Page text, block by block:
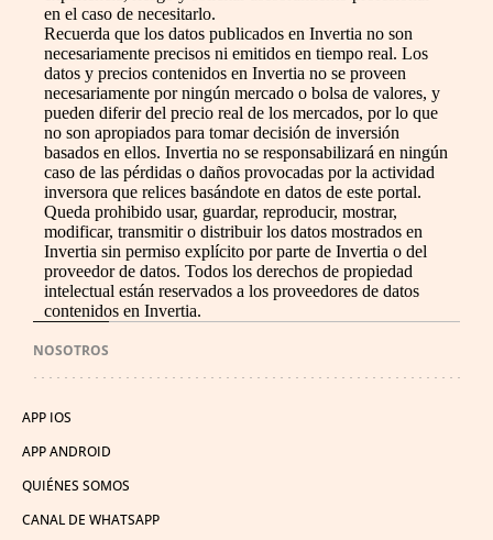
en el caso de necesitarlo.
Recuerda que los datos publicados en Invertia no son
necesariamente precisos ni emitidos en tiempo real. Los
datos y precios contenidos en Invertia no se proveen
necesariamente por ningún mercado o bolsa de valores, y
pueden diferir del precio real de los mercados, por lo que
no son apropiados para tomar decisión de inversión
basados en ellos. Invertia no se responsabilizará en ningún
caso de las pérdidas o daños provocadas por la actividad
inversora que relices basándote en datos de este portal.
Queda prohibido usar, guardar, reproducir, mostrar,
modificar, transmitir o distribuir los datos mostrados en
Invertia sin permiso explícito por parte de Invertia o del
proveedor de datos. Todos los derechos de propiedad
intelectual están reservados a los proveedores de datos
contenidos en Invertia.
NOSOTROS
APP IOS
APP ANDROID
QUIÉNES SOMOS
CANAL DE WHATSAPP